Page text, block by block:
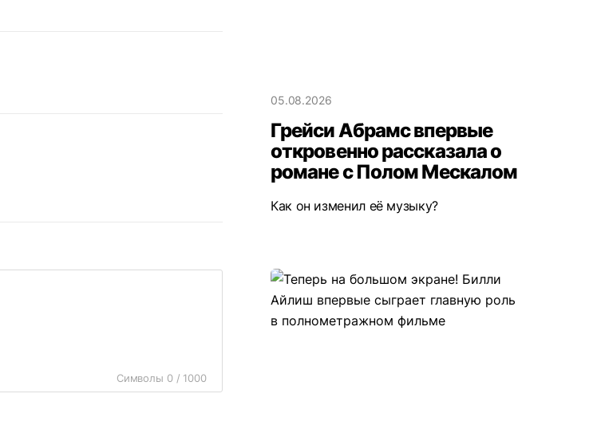
Символы 0 / 1000
05.08.2026
Грейси Абрамс впервые
откровенно рассказала о
романе с Полом Мескалом
Как он изменил её музыку?